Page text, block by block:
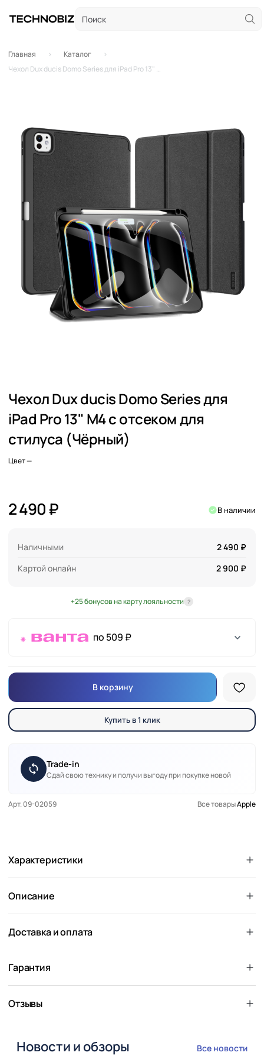
Главная
Каталог
Чехол Dux ducis Domo Series для iPad Pro 13" M4 с отсеком для стилуса (Чёрный)
Чехол Dux ducis Domo Series для
iPad Pro 13" M4 с отсеком для
стилуса (Чёрный)
Цвет—
2 490 ₽ В наличии
Наличными
2 490 ₽
Картой онлайн
2 900 ₽
+25 бонусов на карту лояльности ?
по 509 ₽
В корзину
Купить в 1 клик
Trade-in
Сдай свою технику и получи выгоду при покупке новой
Арт. 09-02059 Все товарыApple
Характеристики
Описание
Доставка и оплата
Гарантия
Отзывы
Новости и обзоры Все новости